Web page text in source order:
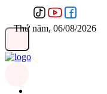
Thứ năm, 06/08/2026